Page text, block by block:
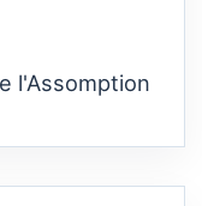
l'Assomption